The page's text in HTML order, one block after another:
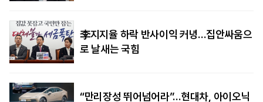
李지지율 하락 반사이익 커녕…집안싸움으
로 날새는 국힘
“만리장성 뛰어넘어라”…현대차, 아이오닉